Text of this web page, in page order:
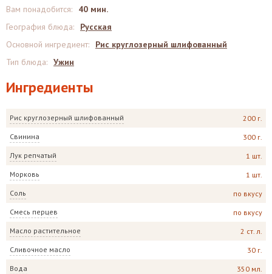
Ингредиенты
Рис круглозерный шлифованный 200 г.
Свинина 300 г.
Лук репчатый 1 шт.
Морковь 1 шт.
Соль по вкусу
Смесь перцев по вкусу
Масло растительное 2 ст. л.
Сливочное масло 30 г.
Вода 350 мл.
Вам понадобится:
40 мин.
География блюда:
Русская
Основной ингредиент:
Рис круглозерный шлифованный
Тип блюда: Ужин